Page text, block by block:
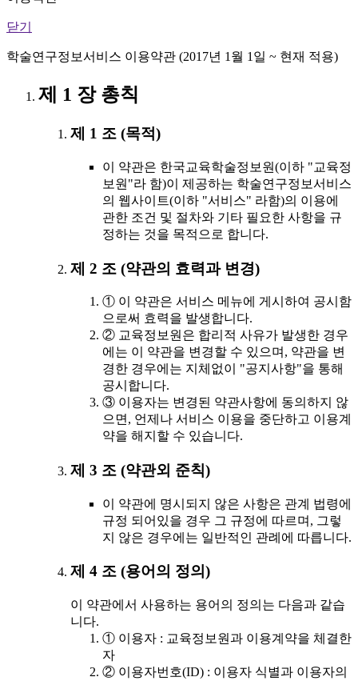
닫기
학술연구정보서비스 이용약관 (2017년 1월 1일 ~ 현재 적용)
제 1 장 총칙
제 1 조 (목적)
이 약관은 한국교육학술정보원(이하 "교육정
보원"라 함)이 제공하는 학술연구정보서비스
의 웹사이트(이하 "서비스" 라함)의 이용에
관한 조건 및 절차와 기타 필요한 사항을 규
정하는 것을 목적으로 합니다.
제 2 조 (약관의 효력과 변경)
① 이 약관은 서비스 메뉴에 게시하여 공시함
으로써 효력을 발생합니다.
② 교육정보원은 합리적 사유가 발생한 경우
에는 이 약관을 변경할 수 있으며, 약관을 변
경한 경우에는 지체없이 "공지사항"을 통해
공시합니다.
③ 이용자는 변경된 약관사항에 동의하지 않
으면, 언제나 서비스 이용을 중단하고 이용계
약을 해지할 수 있습니다.
제 3 조 (약관외 준칙)
이 약관에 명시되지 않은 사항은 관계 법령에
규정 되어있을 경우 그 규정에 따르며, 그렇
지 않은 경우에는 일반적인 관례에 따릅니다.
제 4 조 (용어의 정의)
이 약관에서 사용하는 용어의 정의는 다음과 같습
니다.
① 이용자 : 교육정보원과 이용계약을 체결한
자
② 이용자번호(ID) : 이용자 식별과 이용자의